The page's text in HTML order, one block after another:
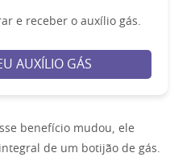
e receber o auxílio gás.
AUXÍLIO GÁS
benefício mudou, ele
de um botijão de gás.